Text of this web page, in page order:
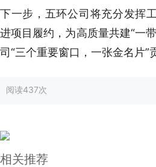
下一步，五环公司将充分发挥
进项目履约，为高质量共建“一
司“三个重要窗口，一张金名片”
阅读437次
相关推荐